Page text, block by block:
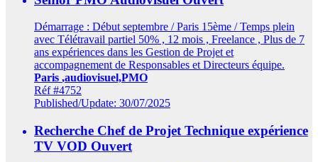
Démarrage : Début septembre / Paris 15ème / Temps plein
avec Télétravail partiel 50% , 12 mois , Freelance , Plus de 7
ans expériences dans les Gestion de Projet et
accompagnement de Responsables et Directeurs équipe.
Paris ,audiovisuel,PMO
Réf #4752
Published/Update: 30/07/2025
Recherche Chef de Projet Technique expérience
TV VOD Ouvert